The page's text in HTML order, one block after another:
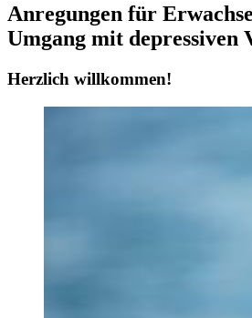
Anregungen für
Umgang mit depressiven
Herzlich willkommen!